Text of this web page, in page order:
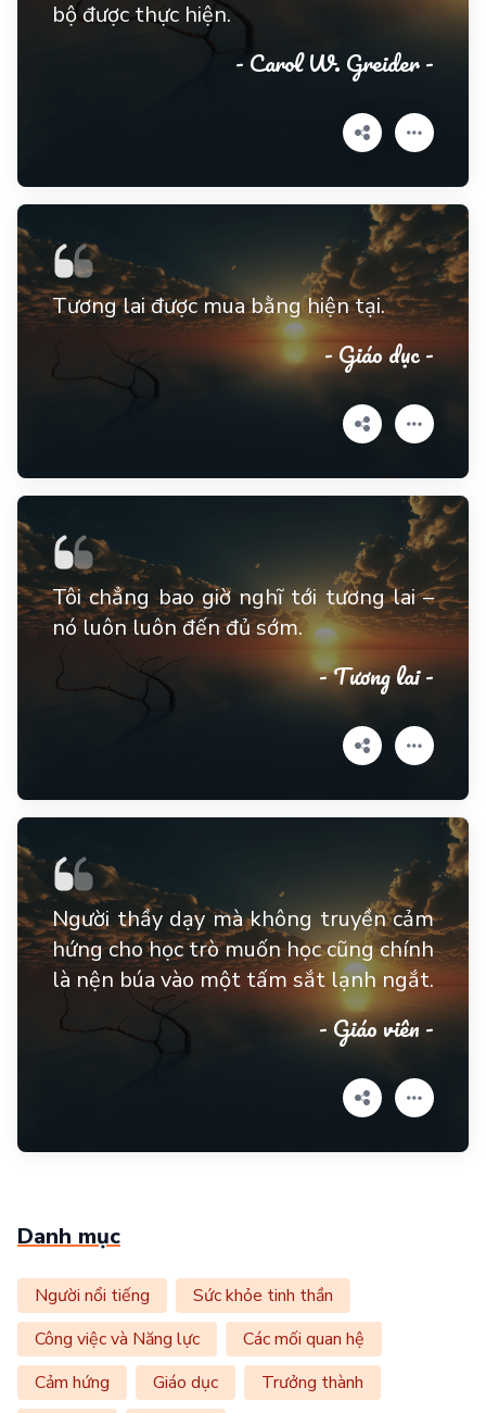
bộ được thực hiện.
- Carol W. Greider -
Tương lai được mua bằng hiện tại.
- Giáo dục -
Tôi chẳng bao giờ nghĩ tới tương lai –
nó luôn luôn đến đủ sớm.
- Tương lai -
Người thầy dạy mà không truyền cảm
hứng cho học trò muốn học cũng chính
là nện búa vào một tấm sắt lạnh ngắt.
- Giáo viên -
Danh mục
Người nổi tiếng
Sức khỏe tinh thần
Công việc và Năng lực
Các mối quan hệ
Cảm hứng
Giáo dục
Trưởng thành